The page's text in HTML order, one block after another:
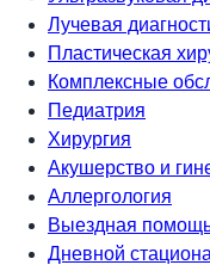
Лучевая
Пластическая
Комплексные
Педиатрия
Хирургия
Акушерство и
Аллергология
Выездная
Дневной